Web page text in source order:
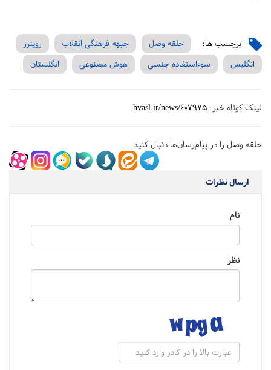
برچسب ها: حلقه وصل جبهه فرهنگی انقلاب
رویترز
انگلیس
سوءاستفاده جنسی هوش مصنوعی انگلستان
لینک کوتاه خبر: hvasl.ir/news/607975
حلقه وصل را در پیام‌رسان‌ها دنبال کنید
ارسال نظرات
نام
نظر